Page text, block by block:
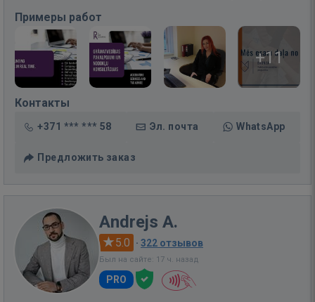
Примеры работ
+11
Контакты
+371 *** *** 58 Эл. почта WhatsApp
Предложить заказ
Andrejs A.
5.0 · 322 отзывов
Был на сайте: 17 ч. назад
PRO